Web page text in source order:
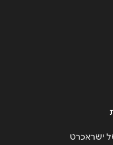
ישראכרט